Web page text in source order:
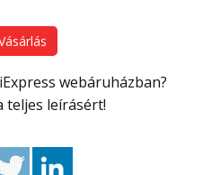
webáruházban?
teljes leírásért!